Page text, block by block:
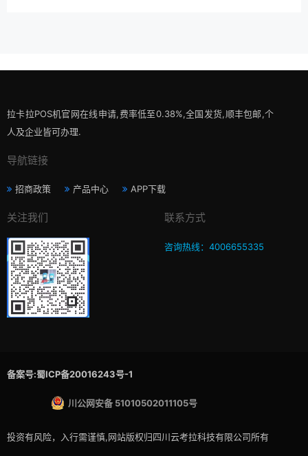
拉卡拉POS机官网在线申请,费率低至0.38%,全国发货,顺丰包邮,个
人及企业皆可办理.
导航链接
招商政策 产品中心 APP下载
关注我们 联系方式
咨询热线：4006655335
备案号:蜀ICP备20016243号-1
川公网安备 51010502011105号
投资有风险，入行需谨慎,网站版权归四川云考拉科技有限公司所有